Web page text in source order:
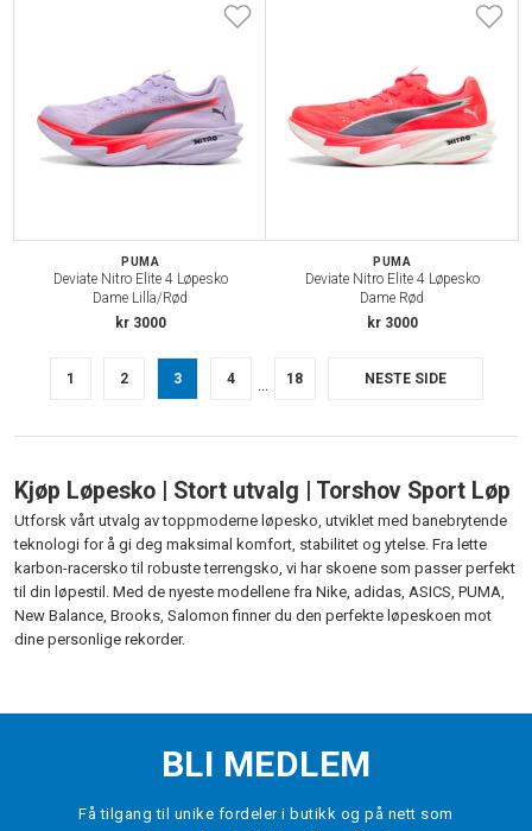
PUMA
Deviate Nitro Elite 4 Løpesko
Dame Lilla/Rød
kr 3000
PUMA
Deviate Nitro Elite 4 Løpesko
Dame Rød
kr 3000
1 2 3 4 ... 18 NESTE SIDE
Kjøp Løpesko | Stort utvalg | Torshov Sport Løp
Utforsk vårt utvalg av toppmoderne løpesko, utviklet med banebrytende
teknologi for å gi deg maksimal komfort, stabilitet og ytelse. Fra lette
karbon-racersko til robuste terrengsko, vi har skoene som passer perfekt
til din løpestil. Med de nyeste modellene fra Nike, adidas, ASICS, PUMA,
New Balance, Brooks, Salomon finner du den perfekte løpeskoen mot
dine personlige rekorder.
BLI MEDLEM
Få tilgang til unike fordeler i butikk og på nett som